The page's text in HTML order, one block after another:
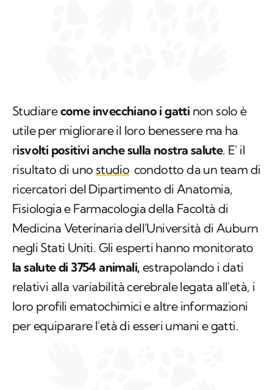
Studiarecome invecchiano i gatti non solo è
utile per migliorare il loro benessere ma ha
risvolti positivi anche sulla nostra salute. E' il
risultato di uno studio condotto da un team di
ricercatori del Dipartimento di Anatomia,
Fisiologia e Farmacologia della Facoltà di
Medicina Veterinaria dell'Università di Auburn
negli Stati Uniti. Gli esperti hanno monitorato
la salute di 3754 animali, estrapolando i dati
relativi alla variabilità cerebrale legata all'età, i
loro profili ematochimici e altre informazioni
per equiparare l'età di esseri umani e gatti.